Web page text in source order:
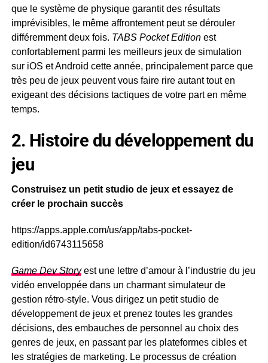
que le système de physique garantit des résultats
imprévisibles, le même affrontement peut se dérouler
différemment deux fois. TABS Pocket Editionest
confortablement parmi les meilleurs jeux de simulation
sur iOS et Android cette année, principalement parce que
très peu de jeux peuvent vous faire rire autant tout en
exigeant des décisions tactiques de votre part en même
temps.
2. Histoire du développement du
jeu
Construisez un petit studio de jeux et essayez de
créer le prochain succès
https://apps.apple.com/us/app/tabs-pocket-
edition/id6743115658
Game Dev Storyest une lettre d’amour à l’industrie du jeu
vidéo enveloppée dans un charmant simulateur de
gestion rétro-style. Vous dirigez un petit studio de
développement de jeux et prenez toutes les grandes
décisions, des embauches de personnel au choix des
genres de jeux, en passant par les plateformes cibles et
les stratégies de marketing. Le processus de création